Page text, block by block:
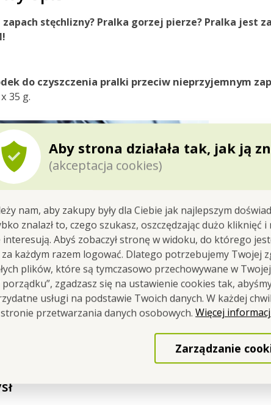
Aby strona działała tak, jak ją
(akceptacja cookies)
nam, aby zakupy były dla Ciebie jak najlepszym
znalazł to, czego szukasz, oszczędzając dużo kliknięć
interesują. Abyś zobaczył stronę w widoku, do którego
za każdym razem logować. Dlatego potrzebujemy Twojej
plików, które są tymczasowo przechowywane w
porządku”, zgadzasz się na ustawienie cookies tak,
usługi na podstawie Twoich danych. W każdej
przetwarzania danych osobowych.Więcej
Zarządzanie
stęchlizny? Pralka gorzej pierze? Pralka jest
!
do czyszczenia pralki przeciw nieprzyjemnym
35 g.
usuwa